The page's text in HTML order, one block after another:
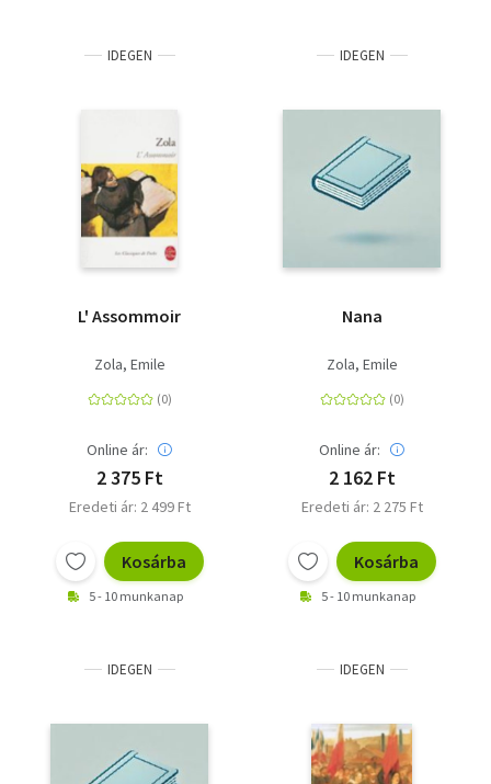
IDEGEN
L' Assommoir
Zola, Emile
Online ár:
2 375 Ft
Eredeti ár: 2 499 Ft
Kosárba
5 - 10 munkanap
IDEGEN
Nana
Zola, Emile
Online ár:
2 162 Ft
Eredeti ár: 2 275 Ft
Kosárba
5 - 10 munkanap
IDEGEN IDEGEN